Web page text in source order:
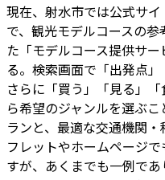
現在、射水市では公式サ
で、観光モデルコースの
た「モデルコース提供サ
る。検索画面で「出発点
さらに「買う」「見る」
ら希望のジャンルを選ぶ
ランと、最適な交通機関
フレットやホームページ
すが、あくまでも一例で